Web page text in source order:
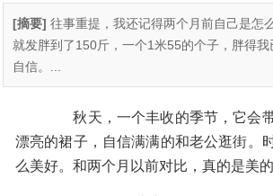
[摘要] 往事重提，我还记得两个月前自己是怎
就发胖到了150斤，一个1米55的个子，胖得
自信。...
秋天，一个丰收的季节，它会带
漂亮的裙子，自信满满的和老公逛街。
么美好。和两个月以前对比，真的是美